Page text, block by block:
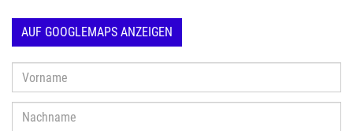
AUF GOOGLEMAPS ANZEIGEN